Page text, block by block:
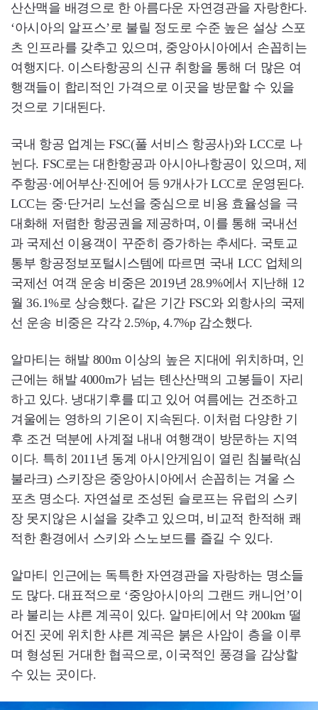
산산맥을 배경으로 한 아름다운 자연경관을 자랑한다.
‘아시아의 알프스’로 불릴 정도로 수준 높은 설상 스포
츠 인프라를 갖추고 있으며, 중앙아시아에서 손꼽히는
여행지다. 이스타항공의 신규 취항을 통해 더 많은 여
행객들이 합리적인 가격으로 이곳을 방문할 수 있을
것으로 기대된다.
국내 항공 업계는 FSC(풀 서비스 항공사)와 LCC로 나
뉜다. FSC로는 대한항공과 아시아나항공이 있으며, 제
주항공·에어부산·진에어 등 9개사가 LCC로 운영된다.
LCC는 중·단거리 노선을 중심으로 비용 효율성을 극
대화해 저렴한 항공권을 제공하며, 이를 통해 국내선
과 국제선 이용객이 꾸준히 증가하는 추세다. 국토교
통부 항공정보포털시스템에 따르면 국내 LCC 업체의
국제선 여객 운송 비중은 2019년 28.9%에서 지난해 12
월 36.1%로 상승했다. 같은 기간 FSC와 외항사의 국제
선 운송 비중은 각각 2.5%p, 4.7%p 감소했다.
알마티는 해발 800m 이상의 높은 지대에 위치하며, 인
근에는 해발 4000m가 넘는 톈산산맥의 고봉들이 자리
하고 있다. 냉대기후를 띠고 있어 여름에는 건조하고
겨울에는 영하의 기온이 지속된다. 이처럼 다양한 기
후 조건 덕분에 사계절 내내 여행객이 방문하는 지역
이다. 특히 2011년 동계 아시안게임이 열린 침불락(심
불라크) 스키장은 중앙아시아에서 손꼽히는 겨울 스
포츠 명소다. 자연설로 조성된 슬로프는 유럽의 스키
장 못지않은 시설을 갖추고 있으며, 비교적 한적해 쾌
적한 환경에서 스키와 스노보드를 즐길 수 있다.
알마티 인근에는 독특한 자연경관을 자랑하는 명소들
도 많다. 대표적으로 ‘중앙아시아의 그랜드 캐니언’이
라 불리는 샤른 계곡이 있다. 알마티에서 약 200km 떨
어진 곳에 위치한 샤른 계곡은 붉은 사암이 층을 이루
며 형성된 거대한 협곡으로, 이국적인 풍경을 감상할
수 있는 곳이다.